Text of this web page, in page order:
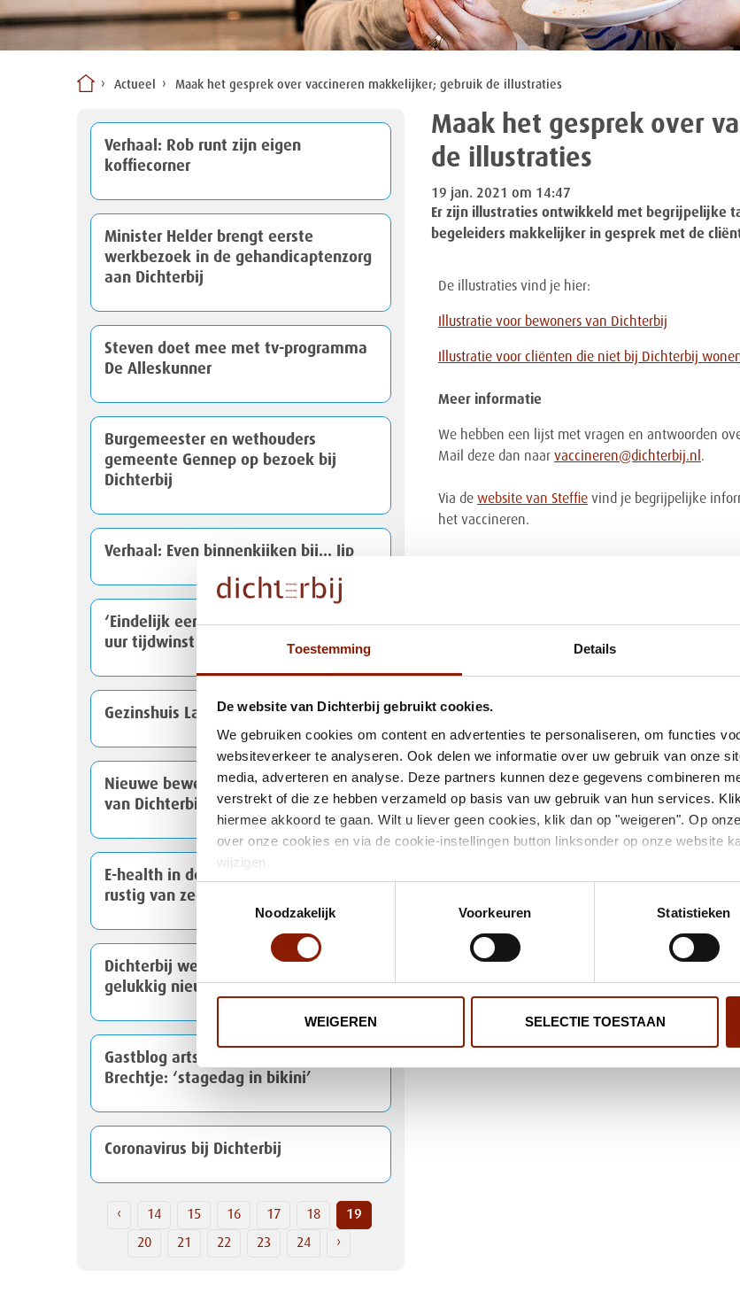
Toestemming Details
De website van Dichterbij gebruikt cookies.
We gebruiken cookies om content en advertenties te personaliseren, om functies
websiteverkeer te analyseren. Ook delen we informatie over uw gebruik van onze
media, adverteren en analyse. Deze partners kunnen deze gegevens combineren
verstrekt of die ze hebben verzameld op basis van uw gebruik van hun services.
hiermee akkoord te gaan. Wilt u liever geen cookies, klik dan op "weigeren". Op onze
over onze cookies en via de cookie-instellingen button linksonder op onze website
wijzigen.
Noodzakelijk
Voorkeuren Statistieken
WEIGEREN SELECTIE TOESTAAN
Actueel Maak het gesprek over vaccineren makkelijker; gebruik de illustraties
Verhaal: Rob runt zijn eigen
koffiecorner
Minister Helder brengt eerste
werkbezoek in de gehandicaptenzorg
aan Dichterbij
Steven doet mee met tv-programma
De Alleskunner
Burgemeester en wethouders
gemeente Gennep op bezoek bij
Dichterbij
Verhaal: Even binnenkijken bij... Jip
‘Eindelijk een droog bed en een half
uur tijdwinst per dag'
Gezinshuis Lana bestaat 10 jaar
Nieuwe beweegroute voor cliënten
van Dichterbij
E-health in de praktijk: Nynke wordt
rustig van zeegeluiden
Dichterbij wenst iedereen een
gelukkig nieuwjaar [VIDEO]
Gastblog arts VG in opleiding
Brechtje: ‘stagedag in bikini’
Coronavirus bij Dichterbij
‹ 14 15 16 17 18
19
20
21 22 23 24 ›
Maak het gesprek over
de illustraties
19 jan. 2021 om 14:47
Er zijn illustraties ontwikkeld met begrijpelijke
begeleiders makkelijker in gesprek met de
De illustraties vind je hier:
Illustratie voor bewoners van Dichterbij
Illustratie voor cliënten die niet bij Dichterbij
Meer informatie
We hebben een lijst met vragen en antwoorden
Mail deze dan naar vaccineren@dichterbij.nl .
Via de website van Steffievind je begrijpelijke
het vaccineren.